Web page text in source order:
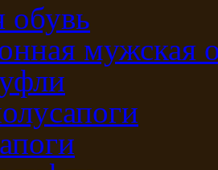
обувь
мужская